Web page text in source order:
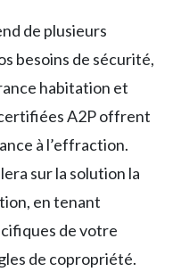
de plusieurs
besoins de sécurité,
habitation et
A2P offrent
à l’effraction.
sur la solution la
en tenant
de votre
de copropriété.